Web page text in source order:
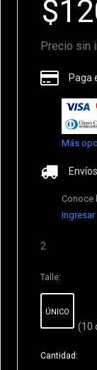
Precio sin
Paga
Más
Conoce
Ingresar
2
Talle:
ÚNICO
(10
Cantidad: